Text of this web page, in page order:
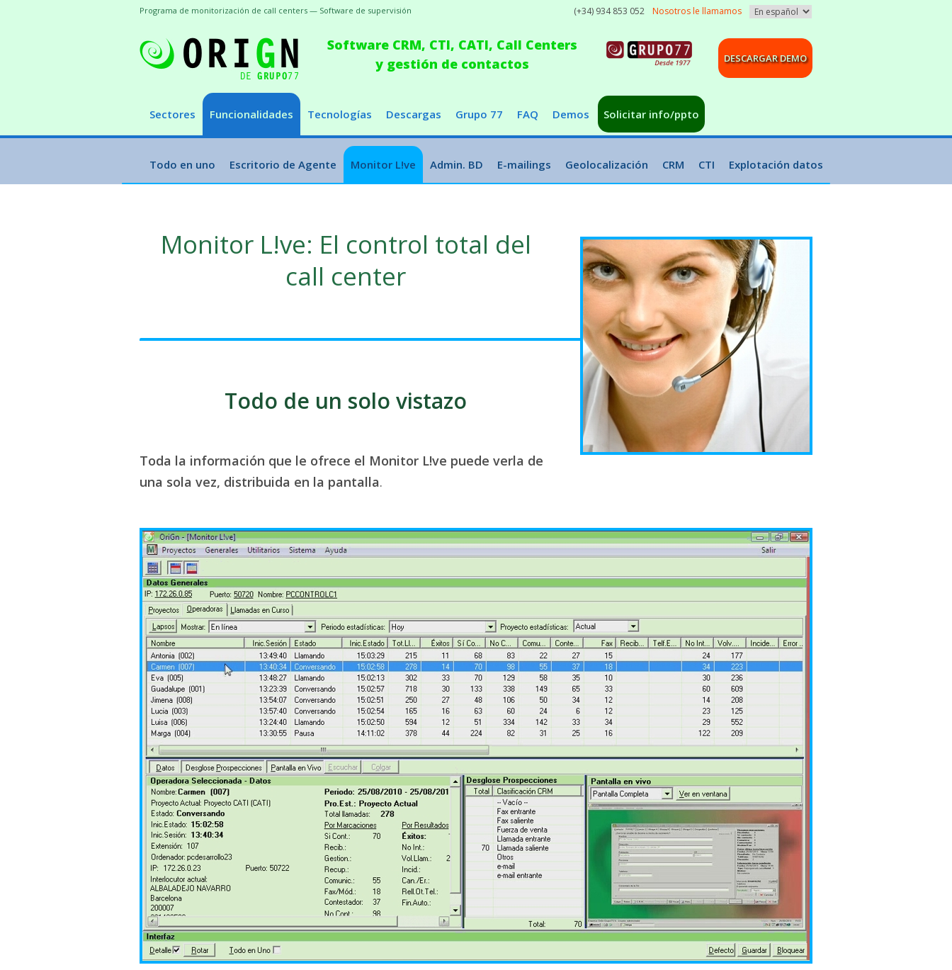
Software CRM, CTI, CATI, Call Centers
y gestión de contactos
(+34) 934 853 052 Nosotros le llamamos
DESCARGAR DEMO
Sectores Funcionalidades Tecnologías Descargas Grupo 77 FAQ Demos Solicitar info/ppto
Todo en uno Escritorio de Agente Monitor L!ve Admin. BD E-mailings Geolocalización CRM CTI Explotación datos
Programa de monitorización de call centers — Software de supervisión
Monitor L!ve: El control total del
call center
Todo de un solo vistazo
Toda la información que le ofrece el Monitor L!ve puede verla de
una sola vez, distribuida en la pantalla.